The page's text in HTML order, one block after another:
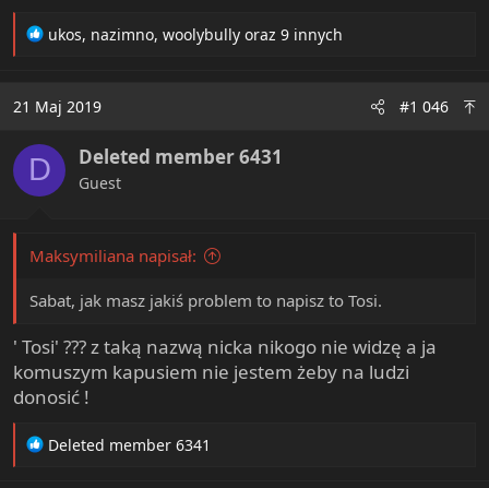
R
t
o
n
s
ukos, nazimno, woolybully oraz 9 innych
21 Maj 2019 #1 046
D Deleted member 6431
Guest
Maksymiliana napisał:
Sabat, jak masz jakiś problem to napisz to Tosi.
' Tosi' ??? z taką nazwą nicka nikogo nie widzę a ja
komuszym kapusiem nie jestem żeby na ludzi
donosić !
R
Deleted member 6341